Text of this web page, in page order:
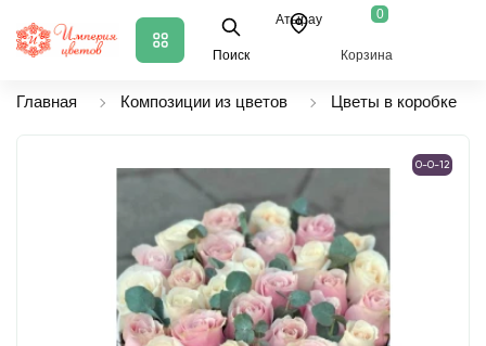
Поиск
Атырау 0
Корзина
Главная Композиции из цветов Цветы в коробке
0-0-12